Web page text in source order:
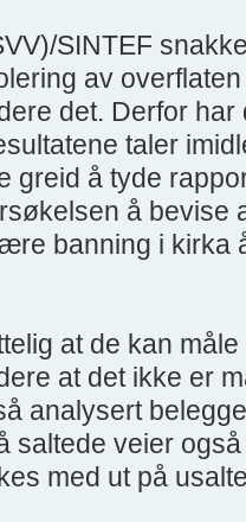
SINTEF
av
det. Derfor
taler
greid å tyde
å bevise
banning i kirka
at de kan
at det ikke er
analysert
saltede veier
med ut på